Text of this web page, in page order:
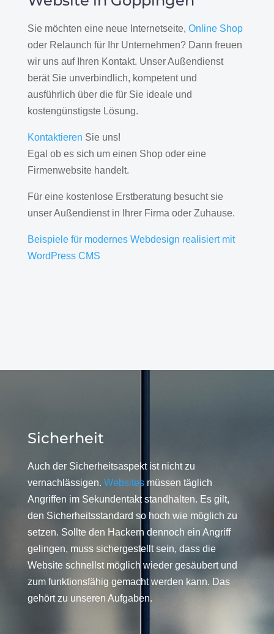
Sie möchten eine neue Internetseite, Online Shop
oder Relaunch für Ihr Unternehmen? Dann freuen
wir uns auf Ihren Kontakt. Unser Außendienst
berät Sie unverbindlich, kompetent und
ausführlich über die für Sie ideale und
kostengünstigste Lösung.
Kontaktieren Sie uns!
Egal ob es sich um einen Shop oder eine
Firmenwebsite handelt.
Für eine kostenlose Erstberatung besucht sie
unser Außendienst in Ihrer Firma oder Zuhause.
Beispiele für modernes Webdesign realisiert mit
WordPress CMS
Sicherheit
Auch der Sicherheitsaspekt ist nicht zu
vernachlässigen. Websitesmüssen täglich
Angriffen im Sekundentakt standhalten. Es gilt,
den Sicherheitsstandard so hoch wie möglich zu
setzen. Sollte den Hackern dennoch ein Angriff
gelingen, muss sichergestellt sein, dass die
Website schnellst möglich wieder gesäubert und
zum funktionsfähig gemacht werden kann. Das
gehört zu unseren Aufgaben.